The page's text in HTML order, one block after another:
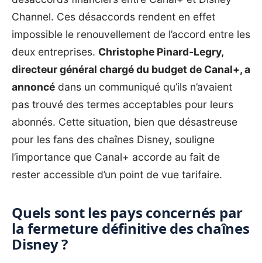
Channel. Ces désaccords rendent en effet
impossible le renouvellement de l’accord entre les
deux entreprises. Christophe Pinard-Legry,
directeur général chargé du budget de Canal+, a
annoncé dans un communiqué qu’ils n’avaient
pas trouvé des termes acceptables pour leurs
abonnés. Cette situation, bien que désastreuse
pour les fans des chaînes Disney, souligne
l’importance que Canal+ accorde au fait de
rester accessible d’un point de vue tarifaire.
Quels sont les pays concernés par
la fermeture définitive des chaînes
Disney ?